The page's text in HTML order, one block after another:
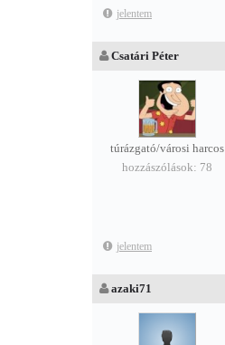
jelentem
Csatári Péter
túrázgató/városi harcos
hozzászólások: 78
jelentem
azaki71